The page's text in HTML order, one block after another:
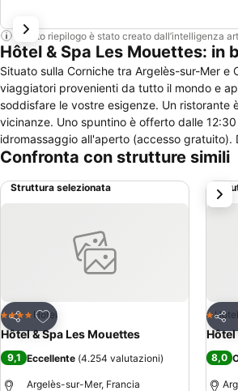
Questo riepilogo è stato creato dall’intelligenza
Hôtel & Spa Les Mouettes: in
Situato sulla Corniche tra Argelès-sur-Mer e
viaggiatori provenienti da tutto il mondo e
soddisfare le vostre esigenze. Un ristorante è a pochi passi dai nostri giardini a 200 metri dall'hotel e saremo lieti di mostrare agli altri buoni posti nelle
vicinanze. Uno spuntino è offerto dalle
idromassaggio all'aperto (accesso gratuito). Data la posizione geografica della struttura (i villaggi di Argelès e Collioure si trovano a 2 km) avrete
bisogno di una macchina. un parcheggio
Confronta con strutture simili
Struttura selezionata
Condividi
Aggiungi ai preferiti
4 StelleHotel
Hôtel & Spa Les Mouettes
9,1 Eccellente (4.254 valutazioni)
Argelès-sur-Mer, Francia
1 Stelle
Hotel
Hôtel
8,0